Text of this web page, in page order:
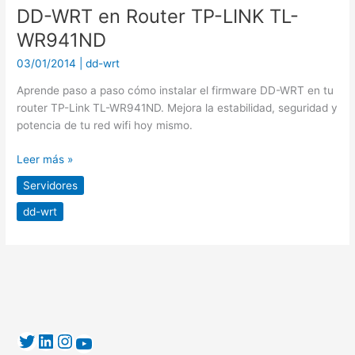
DD-WRT en Router TP-LINK TL-
WR941ND
03/01/2014 |dd-wrt
Aprende paso a paso cómo instalar el firmware DD-WRT en tu
router TP-Link TL-WR941ND. Mejora la estabilidad, seguridad y
potencia de tu red wifi hoy mismo.
Leer más »
Servidores
dd-wrt